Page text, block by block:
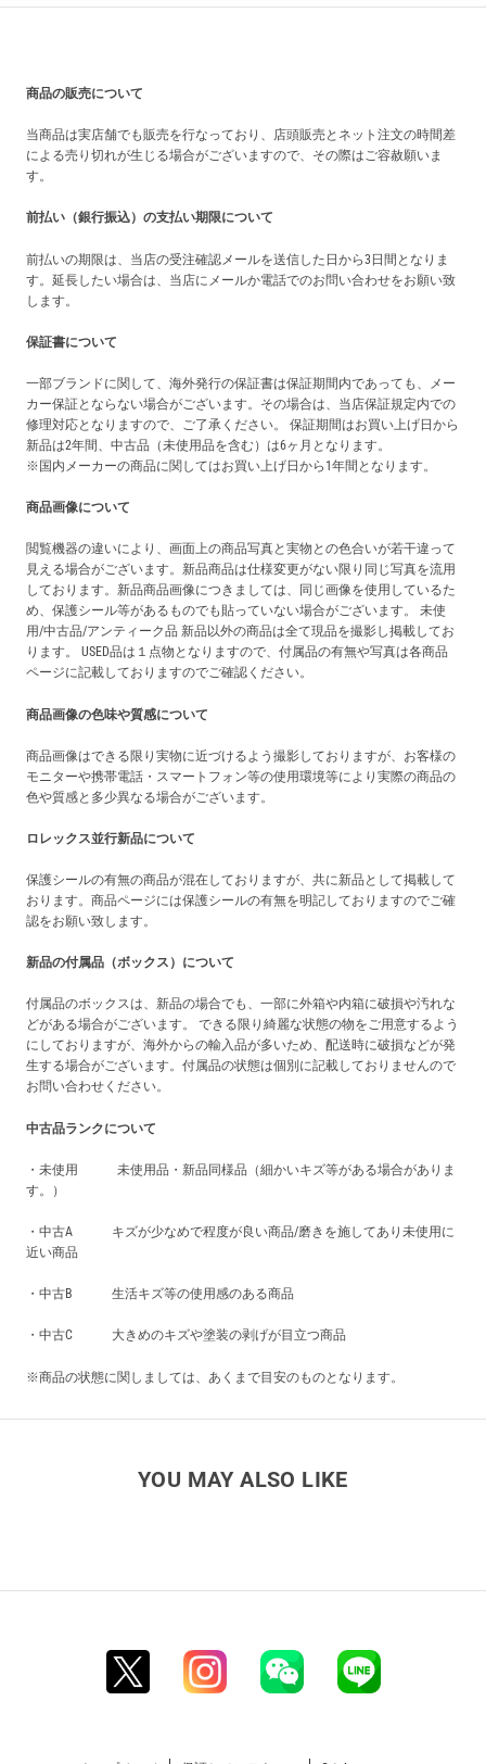
商品の販売について
当商品は実店舗でも販売を行なっており、店頭販売とネット注文の時間差
による売り切れが生じる場合がございますので、その際はご容赦願いま
す。
前払い（銀行振込）の支払い期限について
前払いの期限は、当店の受注確認メールを送信した日から3日間となりま
す。延長したい場合は、当店にメールか電話でのお問い合わせをお願い致
します。
保証書について
一部ブランドに関して、海外発行の保証書は保証期間内であっても、メー
カー保証とならない場合がございます。その場合は、当店保証規定内での
修理対応となりますので、ご了承ください。 保証期間はお買い上げ日から
新品は2年間、中古品（未使用品を含む）は6ヶ月となります。
※国内メーカーの商品に関してはお買い上げ日から1年間となります。
商品画像について
閲覧機器の違いにより、画面上の商品写真と実物との色合いが若干違って
見える場合がございます。新品商品は仕様変更がない限り同じ写真を流用
しております。新品商品画像につきましては、同じ画像を使用しているた
め、保護シール等があるものでも貼っていない場合がございます。 未使
用/中古品/アンティーク品 新品以外の商品は全て現品を撮影し掲載してお
ります。 USED品は１点物となりますので、付属品の有無や写真は各商品
ページに記載しておりますのでご確認ください。
商品画像の色味や質感について
商品画像はできる限り実物に近づけるよう撮影しておりますが、お客様の
モニターや携帯電話・スマートフォン等の使用環境等により実際の商品の
色や質感と多少異なる場合がございます。
ロレックス並行新品について
保護シールの有無の商品が混在しておりますが、共に新品として掲載して
おります。商品ページには保護シールの有無を明記しておりますのでご確
認をお願い致します。
新品の付属品（ボックス）について
付属品のボックスは、新品の場合でも、一部に外箱や内箱に破損や汚れな
どがある場合がございます。 できる限り綺麗な状態の物をご用意するよう
にしておりますが、海外からの輸入品が多いため、配送時に破損などが発
生する場合がございます。付属品の状態は個別に記載しておりませんので
お問い合わせください。
中古品ランクについて
・未使用 未使用品・新品同様品（細かいキズ等がある場合がありま
す。）
・中古A キズが少なめで程度が良い商品/磨きを施してあり未使用に
近い商品
・中古B 生活キズ等の使用感のある商品
・中古C 大きめのキズや塗装の剥げが目立つ商品
※商品の状態に関しましては、あくまで目安のものとなります。
YOU MAY ALSO LIKE